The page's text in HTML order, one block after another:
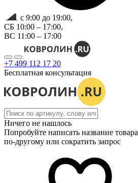
с 9:00 до 19:00,
СБ 10:00 – 17:00,
ВС 11:00 – 17:00
+7 499 112 17 20
Бесплатная консультация
Ничего не нашлось
Попробуйте написать название товара
по-другому или сократить запрос